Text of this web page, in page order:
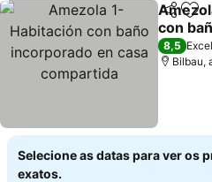
Partilhar
con
casa
Ver
8,5
Bilbau,
Selecione as datas para ver os
exatos.